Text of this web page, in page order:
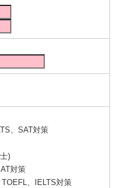
、SAT対策
)
対策
、IELTS対策